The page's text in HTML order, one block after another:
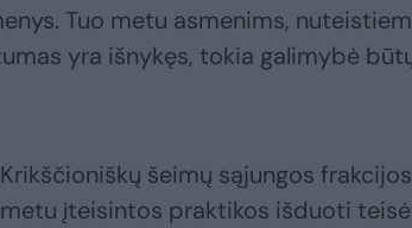
Tuo metu asmenims,
yra išnykęs, tokia galimybė
šeimų sąjungos frakcijos
įteisintos praktikos išduoti